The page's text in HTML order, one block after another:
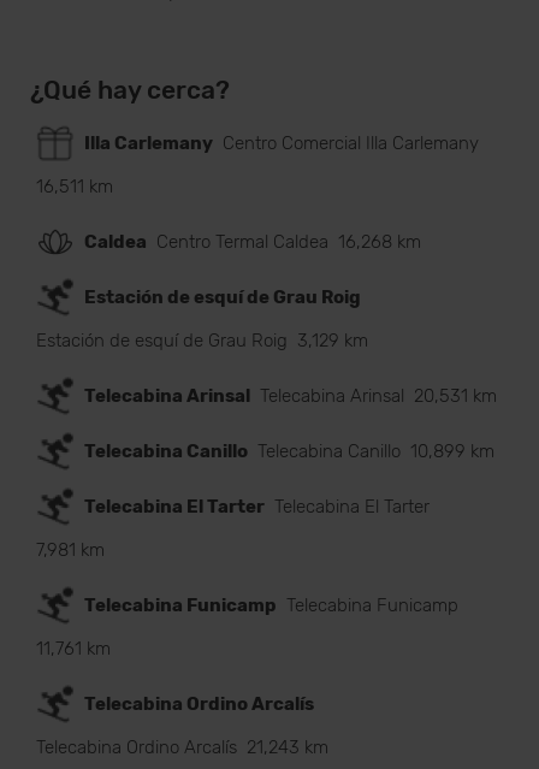
¿Qué hay cerca?
Illa Carlemany Centro Comercial Illa Carlemany
16,511 km
Caldea Centro Termal Caldea 16,268 km
Estación de esquí de Grau Roig
Estación de esquí de Grau Roig
3,129 km
Telecabina Arinsal Telecabina Arinsal 20,531 km
Telecabina Canillo Telecabina Canillo 10,899 km
Telecabina El Tarter Telecabina El Tarter
7,981 km
Telecabina Funicamp Telecabina Funicamp
11,761 km
Telecabina Ordino Arcalís
Telecabina Ordino Arcalís 21,243 km